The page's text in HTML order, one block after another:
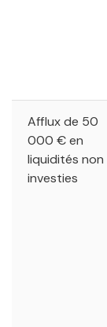
Afflux de 50
000 € en
liquidités non
investies